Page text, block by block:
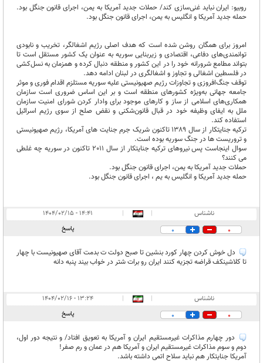
روبیو: ایران نباید غنی‌سازی کند/ حملات جدید آمریکا به یمن، اجرای قانون جنگل بود.
حمله جدید آمریکا و انگلیس به یمن، اجرای قانون جنگل بود.
امروز برای همگان روشن شده است که هدف اصلی رژیم اشغالگر، تخریب و نابودی
توانمندی‌های دفاعی، اقتصادی و زیربنایی سوریه به عنوان یک کشور مستقل است تا
بتواند مطامع شرورانه خود را در این کشور و منطقه دنبال کرده و همزمان به نسل‌کشی
در فلسطین اشغالی و تجاوز و اشغالگری در لبنان ادامه دهد.
توقف جنگ‌افروزی و تجاوزات رژیم صهیونیستی علیه سوریه مستلزم اقدام فوری و موثر
جامعه جهانی به‌ویژه کشورهای منطقه است و بر این اساس ضروری است سازمان
همکاری‌های اسلامی از ساز و کارهای موجود برای وادار کردن شورای امنیت سازمان
ملل به ایفای وظیفه خود در قبال قانون‌شکنی و نقض صلح از سوی رژیم اسرائیل
استفاده کند.
ترکیه جنایتکار از سال 1389 تاکنون شریک جرم جنایت های آمریکا، رژیم صهیونیستی
و تروریست ها در جنگ سوریه بوده است.
سوال اینجاست پس نیروهای ترکیه جنایتکار از سال 2011 تاکنون در سوریه چه غلطی
می کنند؟
حملات جدید آمریکا به یمن، اجرای قانون جنگل بود.
حمله جدید آمریکا و انگلیس به یم ، اجرای قانون جنگل بود.
ناشناس |
|
۱۴:۴۱ - ۱۴۰۴/۰۲/۱۵
0
0 پاسخ
دل خوش کردن چهار کورد بنشین تا صبح دولت ت بدمت آقای صهیونیست با چهار
تا کلاشینکف قراضه تجزیه کنند ایران رو برات شتر در خواب بیند پنبه دانه
ناشناس |
|
۱۳:۲۴ - ۱۴۰۴/۰۲/۱۶
0
0 پاسخ
دور چهارم مذاکرات غیرمستقیم ایران و آمریکا به تعویق افتاد/ و نتیجه دور اول،
دوم و سوم مذاکرات غیرمستقیم ایران و آمریکا هم در عمان و رم صفر!
آمریکا جنایتکار هم نباید سلاح اتمی داشته باشد.